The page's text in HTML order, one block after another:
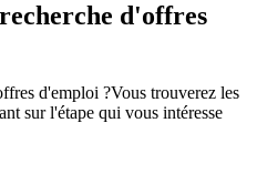
d'offres
d'emploi ?Vous trouverez les
sur l'étape qui vous intéresse